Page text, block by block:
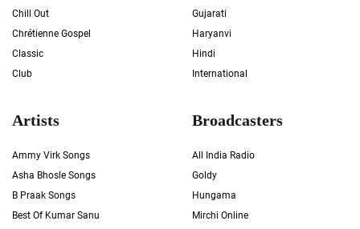
Chill Out
Chrétienne Gospel
Classic
Club
Gujarati
Haryanvi
Hindi
International
Artists
Ammy Virk Songs
Asha Bhosle Songs
B Praak Songs
Best Of Kumar Sanu
Broadcasters
All India Radio
Goldy
Hungama
Mirchi Online